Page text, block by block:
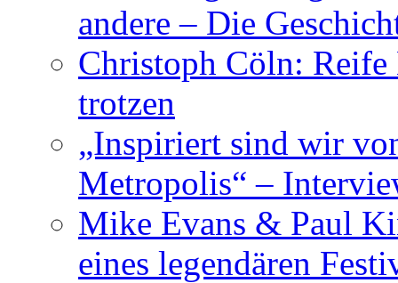
andere – Die
Christoph Cöln:
trotzen
„Inspiriert sind wir
Metropolis“ –
Mike Evans & Paul
eines legendären